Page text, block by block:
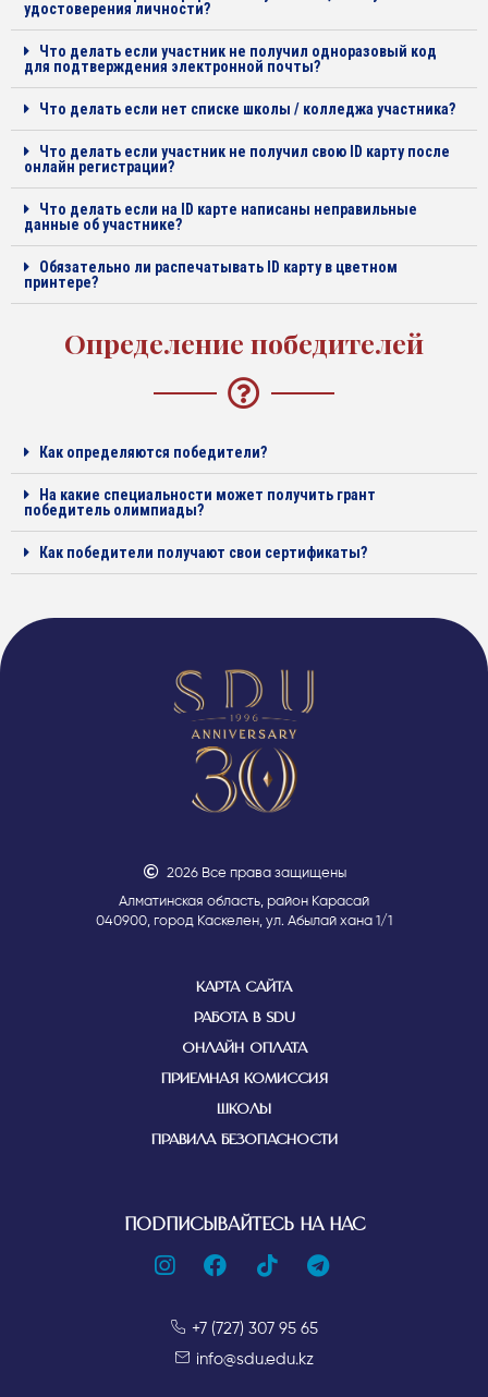
удостоверения личности?
Что делать если участник не получил одноразовый код
для подтверждения электронной почты?
Что делать если нет списке школы / колледжа участника?
Что делать если участник не получил свою ID карту после
онлайн регистрации?
Что делать если на ID карте написаны неправильные
данные об участнике?
Обязательно ли распечатывать ID карту в цветном
принтере?
Определение победителей
Как определяются победители?
На какие специальности может получить грант
победитель олимпиады?
Как победители получают свои сертификаты?
2026 Все права защищены
Алматинская область, район Карасай
040900, город Каскелен, ул. Абылай хана 1/1
КАРТА САЙТА
РАБОТА В SDU
ОНЛАЙН ОПЛАТА
ПРИЕМНАЯ КОМИССИЯ
ШКОЛЫ
ПРАВИЛА БЕЗОПАСНОСТИ
ПОДПИСЫВАЙТЕСЬ НА НАС
+7 (727) 307 95 65
info@sdu.edu.kz